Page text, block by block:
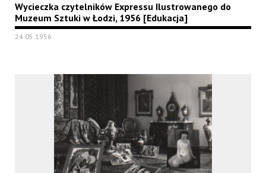
Wycieczka czytelników Expressu Ilustrowanego do
Muzeum Sztuki w Łodzi, 1956 [Edukacja]
24.05.1956